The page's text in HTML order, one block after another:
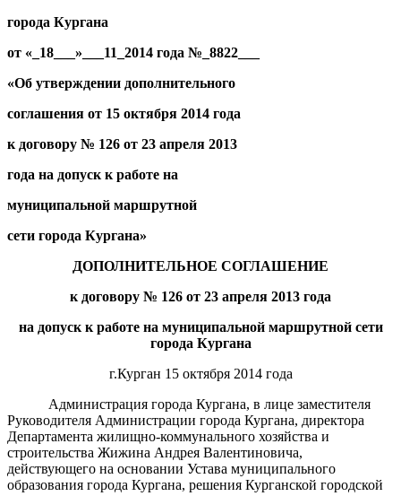
города Кургана
от «_ 18 ___»___ 11 _2014 года №_ 8822
«Об утверждении дополнительного
соглашения от 15 октября 2014 года
к договору № 126 от 23 апреля 2013
года на допуск к работе на
муниципальной маршрутной
сети города Кургана»
ДОПОЛНИТЕЛЬНОЕ СОГЛАШЕНИЕ
к договору № 126 от 23 апреля 2013 года
на допуск к работе на муниципальной маршрутной сети
города Кургана
г.Курган 15 октября 2014 года
Администрация города Кургана, в лице заместителя
Руководителя Администрации города Кургана, директора
Департамента жилищно-коммунального хозяйства и
строительства Жижина Андрея Валентиновича,
действующего на основании Устава муниципального
образования города Кургана, решения Курганской городской